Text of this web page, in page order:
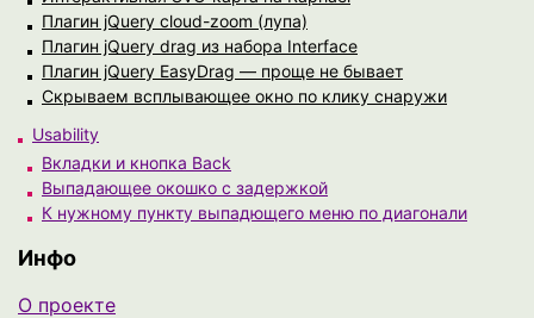
Плагин jQuery cloud-zoom (лупа)
Плагин jQuery drag из набора Interface
Плагин jQuery EasyDrag — проще не бывает
Скрываем всплывающее окно по клику снаружи
Usability
Вкладки и кнопка Back
Выпадающее окошко с задержкой
К нужному пункту выпадющего меню по диагонали
Инфо
О проекте